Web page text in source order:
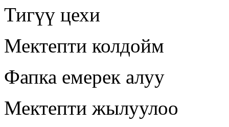
Тигүү цехи
Мектепти колдойм
Фапка емерек алуу
Мектепти жылуулоо